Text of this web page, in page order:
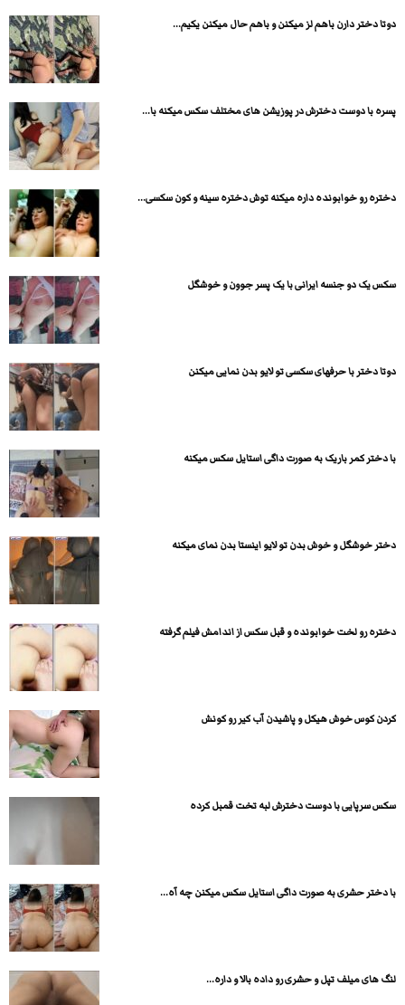
دوتا دختر دارن باهم لز میکنن و باهم حال میکنن یکیم...
پسره با دوست دخترش در پوزیشن های مختلف سکس میکنه با...
دختره رو خوابونده داره میکنه توش دختره سینه و کون سکسی...
سکس یک دو جنسه ایرانی با یک پسر جوون و خوشگل
دوتا دختر با حرفهای سکسی تو لایو بدن نمایی میکنن
با دختر کمر باریک به صورت داگی استایل سکس میکنه
دختر خوشگل و خوش بدن تو لایو اینستا بدن نمای میکنه
دختره رو لخت خوابونده و قبل سکس از اندامش فیلم گرفته
کردن کوس خوش هیکل و پاشیدن آب کیر رو کونش
سکس سرپایی با دوست دخترش لبه تخت قمبل کرده
با دختر حشری به صورت داگی استایل سکس میکنن چه آه...
لنگ های میلف تپل و حشری رو داده بالا و داره...